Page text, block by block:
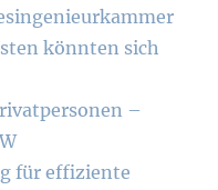
könn­ten sich
–
für effiziente